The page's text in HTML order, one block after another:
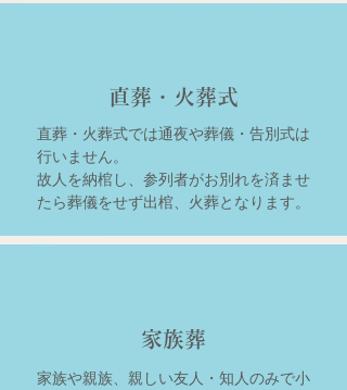
直葬・火葬式
直葬・火葬式では通夜や葬儀・告別式は
行いません。
故人を納棺し、参列者がお別れを済ませ
たら葬儀をせず出棺、火葬となります。
家族葬
家族や親族、親しい友人・知人のみで小